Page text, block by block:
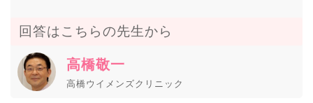
回答はこちらの先生から
高橋敬一
高橋ウイメンズクリニック